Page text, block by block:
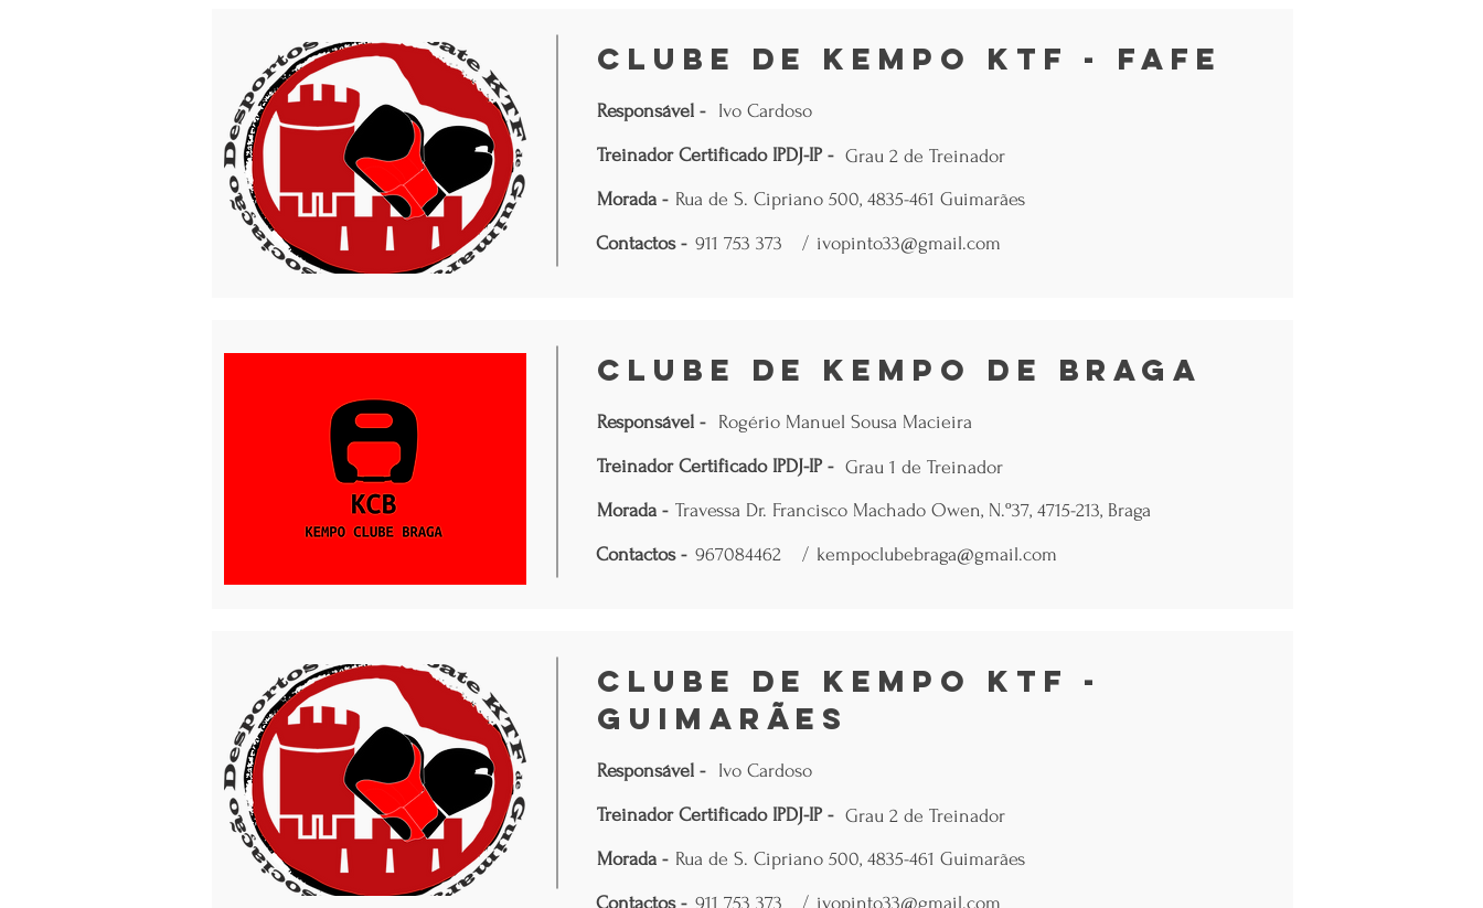
Clube de Kempo KTF - Fafe
Responsável -
Treinador Certificado IPDJ-IP -
Morada - Rua de S. Cipriano 500, 4835-461 Guimarães
Grau 2 de Treinador
Ivo Cardoso
Contactos - 911 753 373 / ivopinto33@gmail.com
Clube de Kempo de Braga
Responsável -
Treinador Certificado IPDJ-IP -
Morada - Travessa Dr. Francisco Machado Owen, N.º37, 4715-213, Braga
Grau 1 de Treinador
Rogério Manuel Sousa Macieira
Contactos - 967084462 / kempoclubebraga@gmail.com
Clube de Kempo KTF -
Guimarães
Responsável -
Treinador Certificado IPDJ-IP -
Morada - Rua de S. Cipriano 500, 4835-461 Guimarães
Grau 2 de Treinador
Ivo Cardoso
Contactos - 911 753 373 / ivopinto33@gmail.com